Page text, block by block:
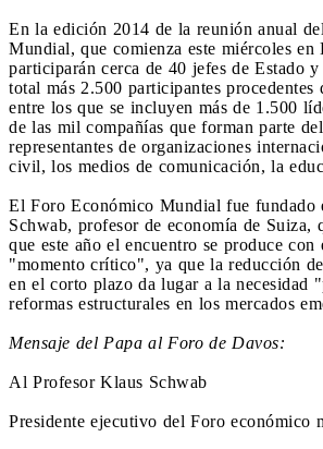
En la edición 2014 de la reunión anual
Mundial, que comienza este miércoles en
participarán cerca de 40 jefes de Estado
total más 2.500 participantes procedentes
entre los que se incluyen más de 1.500
de las mil compañías que forman parte
representantes de organizaciones
civil, los medios de comunicación, la
El Foro Económico Mundial fue fundado
Schwab, profesor de economía de Suiza,
que este año el encuentro se produce con
"momento crítico", ya que la reducción
en el corto plazo da lugar a la necesidad
reformas estructurales en los mercados
Mensaje del Papa al Foro de Davos:
Al Profesor Klaus Schwab
Presidente ejecutivo del Foro económico